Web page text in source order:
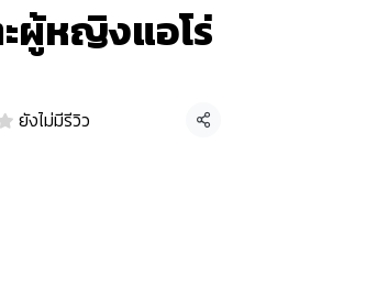
ผู้หญิงแอโร่
ยังไม่มีรีวิว แชร์